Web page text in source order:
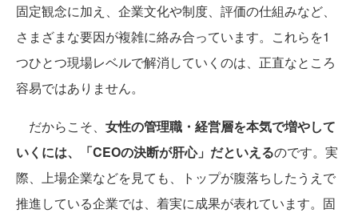
固定観念に加え、企業文化や制度、評価の仕組みなど、
さまざまな要因が複雑に絡み合っています。これらを1
つひとつ現場レベルで解消していくのは、正直なところ
容易ではありません。
だからこそ、 女性の管理職・経営層を本気で増やして
いくには、「CEOの決断が肝心」だといえるのです。実
際、上場企業などを見ても、トップが腹落ちしたうえで
推進している企業では、着実に成果が表れています。固